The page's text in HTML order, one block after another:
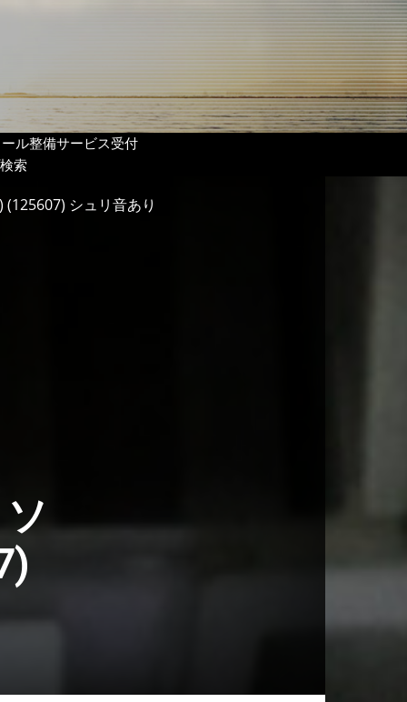
ル整備サービス受付
索
シュリ音あり